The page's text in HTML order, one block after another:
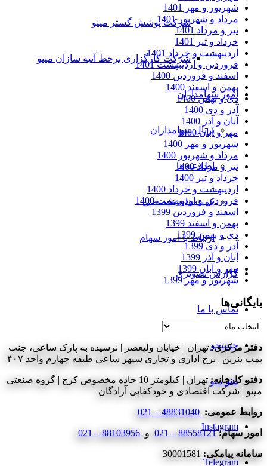
شرکت پوشش گستر مینو
شرکت کارگزاری برخط آتیه سازان مینو
امور سهامداران
پرتال سهامداران
اطلاعیه‌ها
کمیته‌های تخصصی
ارتباط با امور سهام
گزارش تصویری
تماس با ما
جستجو
منو منو
Instagram
Telegram
شهریور و مهر 1401
مرداد و شهریور 1401
تیر و مرداد 1401
خرداد و تیر 1401
اردیبهشت و خرداد 1401
فروردین و اردیبهشت 1401
اسفند و فروردین 1400
بهمن و اسفند 1400
دی و بهمن 1400
آذر و دی 1400
آبان و آذر 1400
مهر و آبان 1400
شهریور و مهر 1400
مرداد و شهریور 1400
تیر و مرداد 1400
خرداد و تیر 1400
اردیبهشت و خرداد 1400
فروردین و اردیبهشت 1400
اسفند و فروردین 1399
بهمن و اسفند 1399
دی و بهمن 1399
آذر و دی 1399
آبان و آذر 1399
مهر و آبان 1399
شهریور و مهر 1399
بایگانی‌ها
بایگانی‌ها
دفتر مرکزی:تهران | خیابان ولیعصر | نرسیده به پارک ساعی، جنب
پمپ بنزین | برج اداری و تجاری سپهر ساعی طبقه چهارم واحد ۴۰۷
دفتر کارخانه:
تهران | کیلومتر 10 جاده مخصوص کرج | گروه صنعتی
مینو | شرکت اقتصادی و خودکفایی آزادگان
روابط عمومی:
امور سهام: 88558121 – 021 و
سامانه پیامکی: